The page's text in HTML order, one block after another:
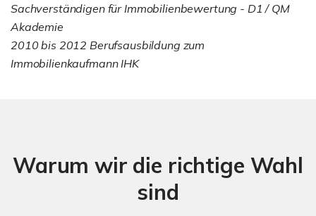
Sachverständigen für Immobilienbewertung - D1 / QM
Akademie
2010 bis 2012 Berufsausbildung zum
Immobilienkaufmann IHK
Warum wir die richtige Wahl
sind